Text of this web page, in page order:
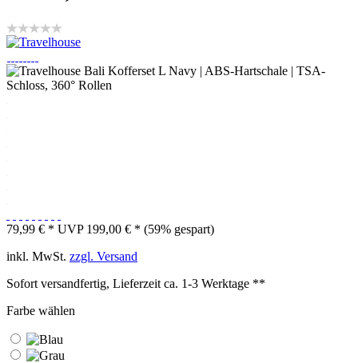
79,99 € * UVP 199,00 € * (59% gespart)
inkl. MwSt. zzgl. Versand
Sofort versandfertig, Lieferzeit ca. 1-3 Werktage **
Farbe wählen